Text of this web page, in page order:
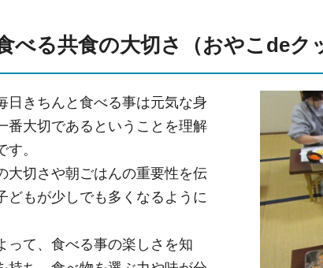
べる共食の大切さ（おやこdeク
日きちんと食べる事は元気な身
番大切であるということを理解
。
大切さや朝ごはんの重要性を伝
どもが少しでも多くなるように
って、食べる事の楽しさを知